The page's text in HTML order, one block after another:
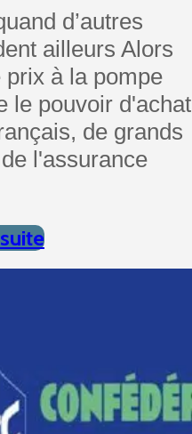
d’autres
ailleurs Alors
prix à la pompe
le pouvoir d'achat
de grands
l'assurance